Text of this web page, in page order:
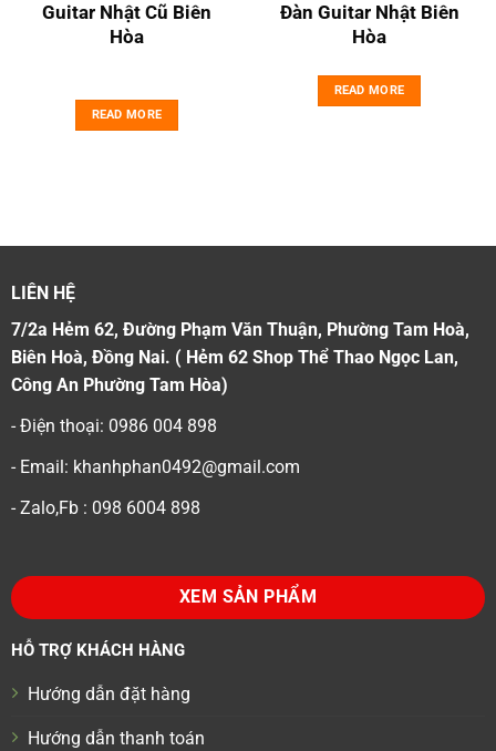
Guitar Nhật Cũ Biên
Hòa
READ MORE
Đàn Guitar Nhật Biên
Hòa
READ MORE
LIÊN HỆ
7/2a Hẻm 62, Đường Phạm Văn Thuận, Phường Tam Hoà,
Biên Hoà, Đồng Nai. ( Hẻm 62 Shop Thể Thao Ngọc Lan,
Công An Phường Tam Hòa)
- Điện thoại: 0986 004 898
- Email: khanhphan0492@gmail.com
- Zalo,Fb : 098 6004 898
XEM SẢN PHẨM
HỖ TRỢ KHÁCH HÀNG
Hướng dẫn đặt hàng
Hướng dẫn thanh toán